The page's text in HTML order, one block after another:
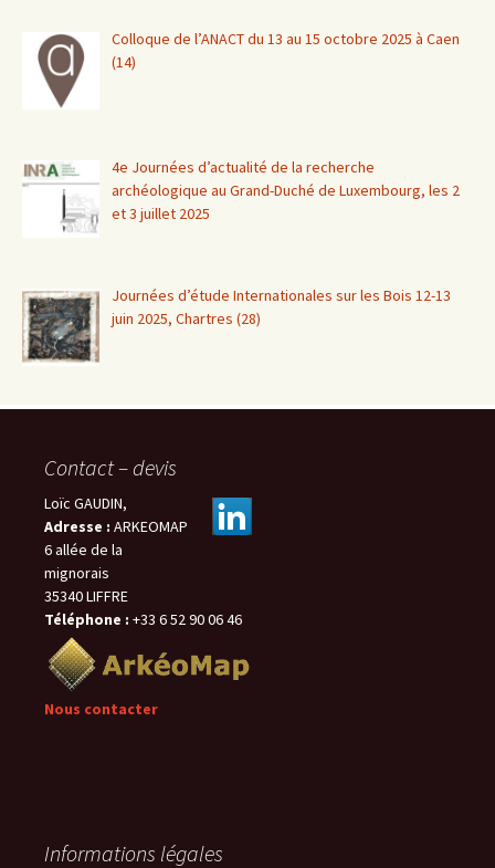
Colloque de l’ANACT du 13 au 15 octobre 2025 à Caen
(14)
4e Journées d’actualité de la recherche
archéologique au Grand-Duché de Luxembourg, les 2
et 3 juillet 2025
Journées d’étude Internationales sur les Bois 12-13
juin 2025, Chartres (28)
Contact – devis
Loïc GAUDIN,
Adresse : ARKEOMAP
6 allée de la
mignorais
35340 LIFFRE
Téléphone : +33 6 52 90 06 46
Nous contacter
Informations légales